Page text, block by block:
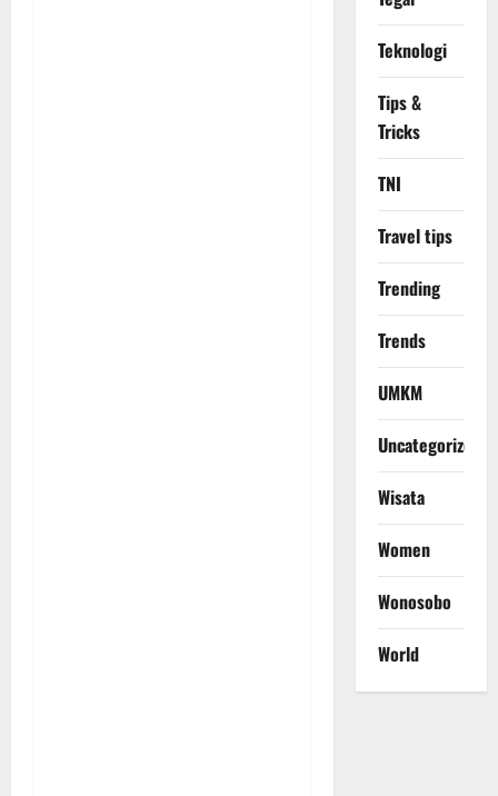
Teknologi
Tips &
Tricks
TNI
Travel tips
Trending
Trends
UMKM
Uncategorized
Wisata
Women
Wonosobo
World